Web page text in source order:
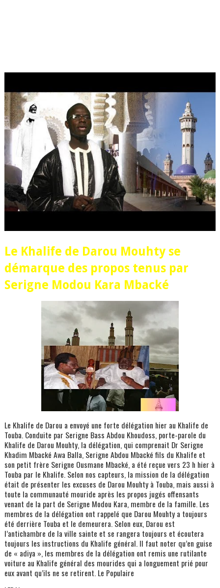
Le Khalife de Darou Mouhty se
démarque des propos tenus par
Serigne Modou Kara Mbacké
Le Khalife de Darou a envoyé une forte délégation hier au Khalife de
Touba. Conduite par Serigne Bass Abdou Khoudoss, porte-parole du
Khalife de Darou Mouhty, la délégation, qui comprenait Dr Serigne
Khadim Mbacké Awa Balla, Serigne Abdou Mbacké fils du Khalife et
son petit frère Serigne Ousmane Mbacké, a été reçue vers 23 h hier à
Touba par le Khalife. Selon nos capteurs, la mission de la délégation
était de présenter les excuses de Darou Mouhty à Touba, mais aussi à
toute la communauté mouride après les propos jugés offensants
venant de la part de Serigne Modou Kara, membre de la famille. Les
membres de la délégation ont rappelé que Darou Mouhty a toujours
été derrière Touba et le demeurera. Selon eux, Darou est
l’antichambre de la ville sainte et se rangera toujours et écoutera
toujours les instructions du Khalife général. Il faut noter qu’en guise
de « adiya », les membres de la délégation ont remis une rutilante
voiture au Khalife général des mourides qui a longuement prié pour
eux avant qu’ils ne se retirent. Le Populaire